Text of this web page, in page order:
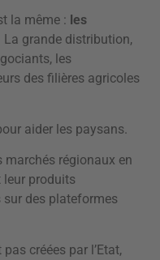
la même : les
La grande distribution,
les
des filières agricoles
aider les paysans.
marchés régionaux en
leur produits
des plateformes
créées par l’Etat,